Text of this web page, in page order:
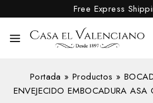
Free Express
Portada »Productos »
ENVEJECIDO EMBOCADURA ASA